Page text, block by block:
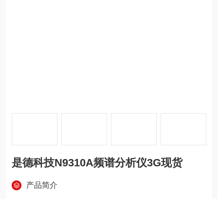
是德科技N9310A频谱分析仪3G现货
产品简介